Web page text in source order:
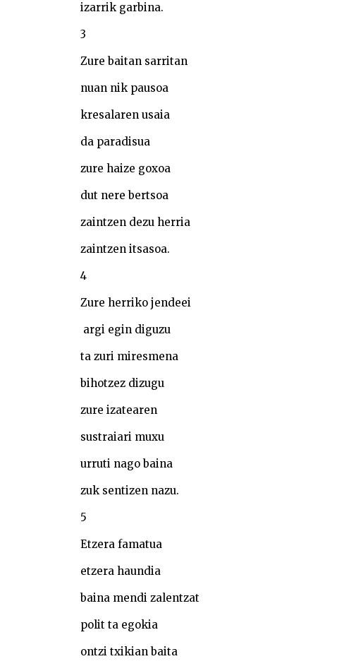
izarrik garbina.
3
Zure baitan sarritan
nuan nik pausoa
kresalaren usaia
da paradisua
zure haize goxoa
dut nere bertsoa
zaintzen dezu herria
zaintzen itsasoa.
4
Zure herriko jendeei
argi egin diguzu
ta zuri miresmena
bihotzez dizugu
zure izatearen
sustraiari muxu
urruti nago baina
zuk sentizen nazu.
5
Etzera famatua
etzera haundia
baina mendi zalentzat
polit ta egokia
ontzi txikian baita